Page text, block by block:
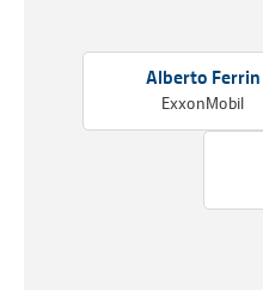
Alberto Ferrin
ExxonMobil